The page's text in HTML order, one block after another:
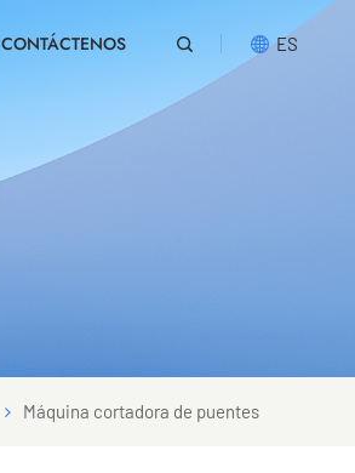
CONTÁCTENOS ES
العربية
Máquina cortadora de puentes